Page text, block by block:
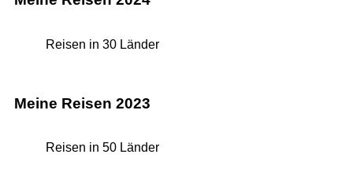
Reisen in 30 Länder
Meine Reisen 2023
Reisen in 50 Länder